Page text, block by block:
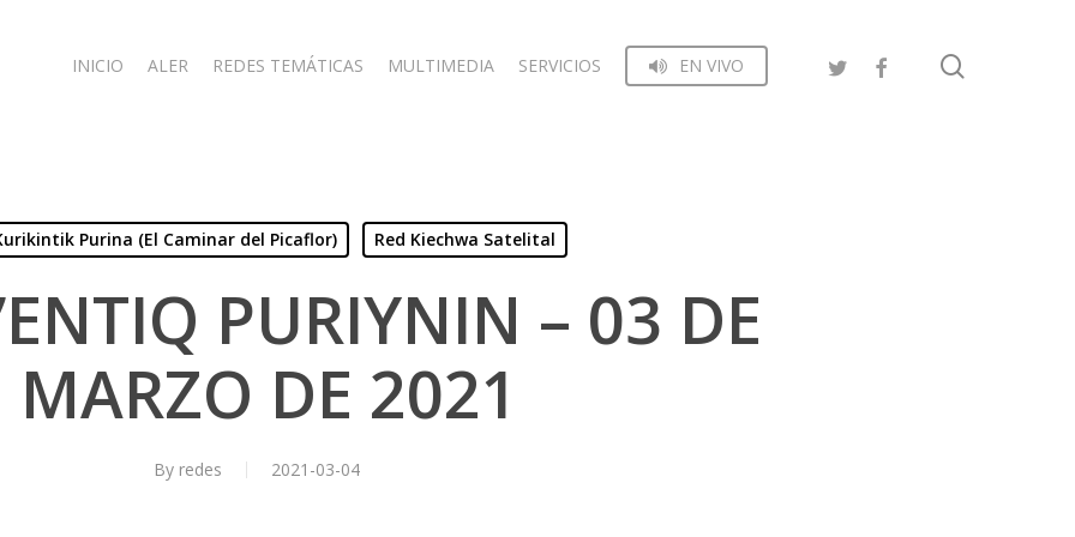
INICIO ALER REDES TEMÁTICAS MULTIMEDIA SERVICIOS EN VIVO
Purina (El Caminar del Picaflor) Red Kiechwa Satelital
PURIYNIN – 03 DE
MARZO DE 2021
By redes 2021-03-04